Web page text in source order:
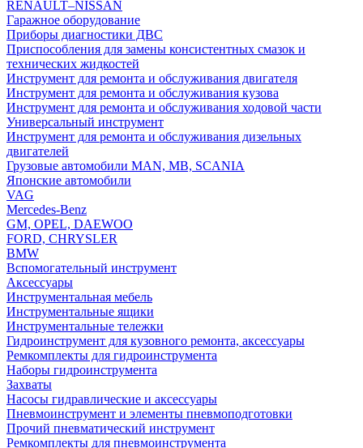
RENAULT–NISSAN
Гаражное оборудование
Приборы диагностики ДВС
Приспособления для замены консистентных смазок и
технических жидкостей
Инструмент для ремонта и обслуживания двигателя
Инструмент для ремонта и обслуживания кузова
Инструмент для ремонта и обслуживания ходовой части
Универсальный инструмент
Инструмент для ремонта и обслуживания дизельных
двигателей
Грузовые автомобили MAN, MB, SCANIA
Японские автомобили
VAG
Mercedes-Benz
GM, OPEL, DAEWOO
FORD, CHRYSLER
BMW
Вспомогательный инструмент
Аксессуары
Инструментальная мебель
Инструментальные ящики
Инструментальные тележки
Гидроинструмент для кузовного ремонта, аксессуары
Ремкомплекты для гидроинструмента
Наборы гидроинструмента
Захваты
Насосы гидравлические и аксессуары
Пневмоинструмент и элементы пневмоподготовки
Прочий пневматический инструмент
Ремкомплекты для пневмоинструмента